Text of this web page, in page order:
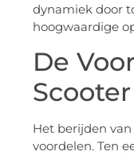
dynamiek door
hoogwaardige
De
Het berijden
voordelen. Ten